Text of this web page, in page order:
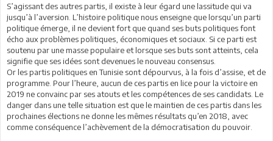
S’agissant des autres partis, il existe à leur égard une lassitude qui va
jusqu’à l’aversion. L’histoire politique nous enseigne que lorsqu’un parti
politique émerge, il ne devient fort que quand ses buts politiques font
écho aux problèmes politiques, économiques et sociaux. Si ce parti est
soutenu par une masse populaire et lorsque ses buts sont atteints, cela
signifie que ses idées sont devenues le nouveau consensus.
Or les partis politiques en Tunisie sont dépourvus, à la fois d’assise, et de
programme. Pour l’heure, aucun de ces partis en lice pour la victoire en
2019 ne convainc par ses atouts et les compétences de ses candidats. Le
danger dans une telle situation est que le maintien de ces partis dans les
prochaines élections ne donne les mêmes résultats qu’en 2018, avec
comme conséquence l’achèvement de la démocratisation du pouvoir.